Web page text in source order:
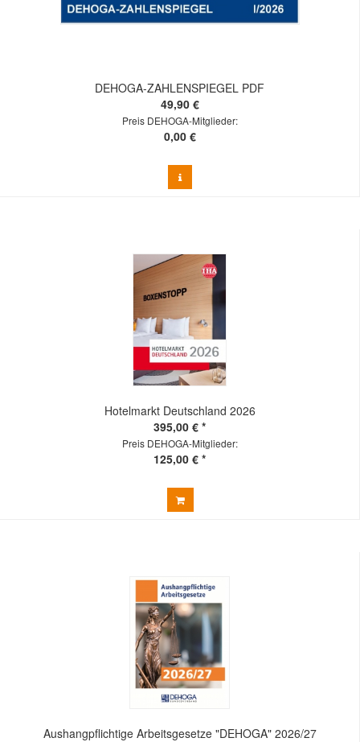
DEHOGA-ZAHLENSPIEGEL PDF
49,90 €
Preis DEHOGA-Mitglieder:
0,00 €
Hotelmarkt Deutschland 2026
395,00 € *
Preis DEHOGA-Mitglieder:
125,00 € *
Aushangpflichtige Arbeitsgesetze "DEHOGA" 2026/27